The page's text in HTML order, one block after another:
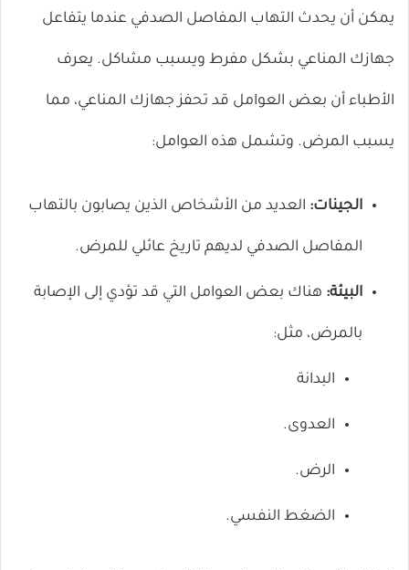
يمكن أن يحدث التهاب المفاصل الصدفي عندما يتفاعل
جهازك المناعي بشكل مفرط ويسبب مشاكل. يعرف
الأطباء أن بعض العوامل قد تحفز جهازك المناعي، مما
يسبب المرض. وتشمل هذه العوامل:
الجينات: العديد من الأشخاص الذين يصابون بالتهاب
المفاصل الصدفي لديهم تاريخ عائلي للمرض.
البيئة: هناك بعض العوامل التي قد تؤدي إلى الإصابة
بالمرض، مثل:
البدانة
العدوى.
الرض.
الضغط النفسي.